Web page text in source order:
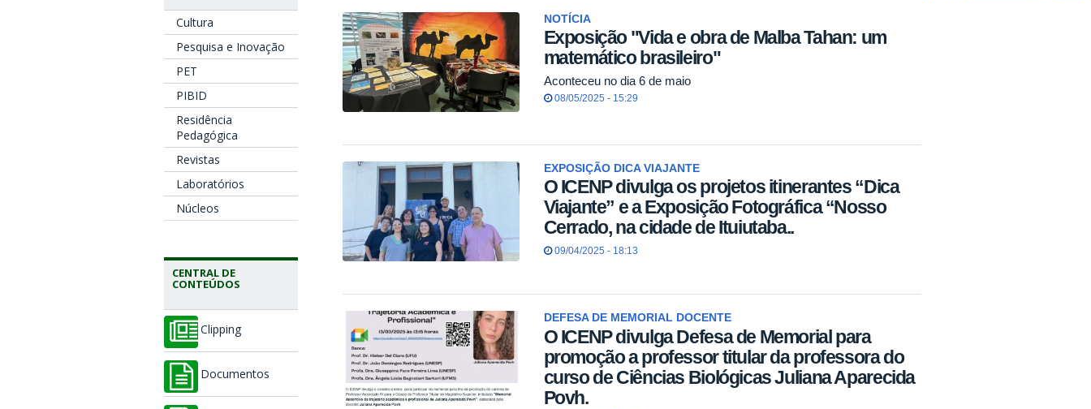
Cultura
Pesquisa e Inovação
PET
PIBID
Residência
Pedagógica
Revistas
Laboratórios
Núcleos
CENTRAL DE
CONTEÚDOS
Clipping
Documentos
NOTÍCIA
Exposição "Vida e obra de Malba Tahan: um
matemático brasileiro"
Aconteceu no dia 6 de maio
08/05/2025 - 15:29
EXPOSIÇÃO DICA VIAJANTE
O ICENP divulga os projetos itinerantes “Dica
Viajante” e a Exposição Fotográfica “Nosso
Cerrado, na cidade de Ituiutaba..
09/04/2025 - 18:13
DEFESA DE MEMORIAL DOCENTE
O ICENP divulga Defesa de Memorial para
promoção a professor titular da professora do
curso de Ciências Biológicas Juliana Aparecida
Povh.